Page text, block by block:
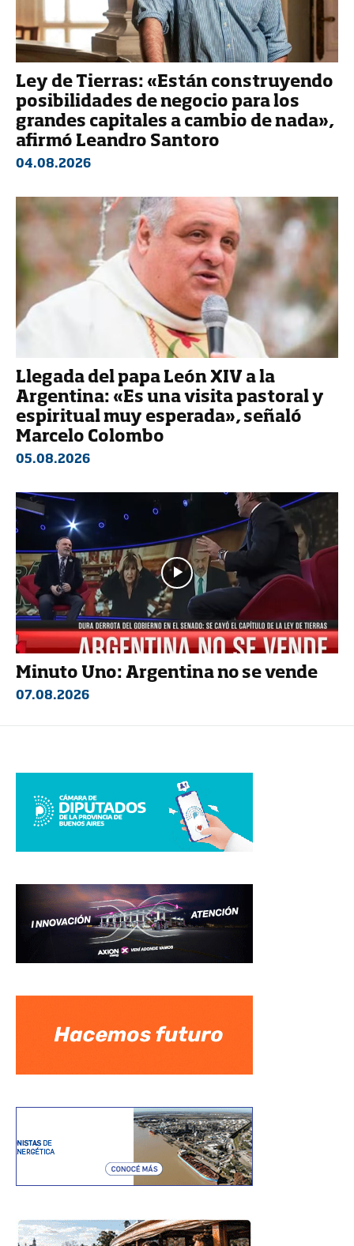
Ley de Tierras: «Están construyendo
posibilidades de negocio para los
grandes capitales a cambio de nada»,
afirmó Leandro Santoro
04.08.2026
Llegada del papa León XIV a la
Argentina: «Es una visita pastoral y
espiritual muy esperada», señaló
Marcelo Colombo
05.08.2026
Minuto Uno: Argentina no se vende
07.08.2026